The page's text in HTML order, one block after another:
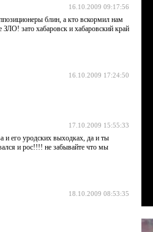
16.10.2009 09:17:56
блин, а кто вскормил нам
ЗЛО! зато хабаровск и хабаровский край
16.10.2009 17:24:50
17.10.2009 15:55:33
и его уродских выходках, да и ты
и рос!!!! не забывайте что мы
18.10.2009 08:53:35